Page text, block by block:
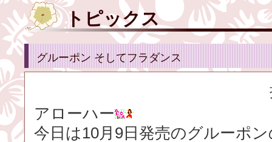
トピックス
グルーポン そしてフラダンス
アローハー
今日は10月9日発売のグルーポ